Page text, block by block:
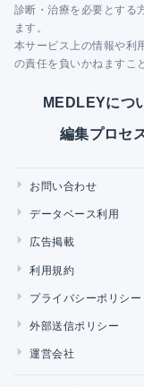
診断・治療を必要とする
ます。
本サービス上の情報や利
の責任を負いかねますこ
MEDLEYにつ
編集プロセ
お問い合わせ
データベース利用
広告掲載
利用規約
プライバシーポリシー
外部送信ポリシー
運営会社